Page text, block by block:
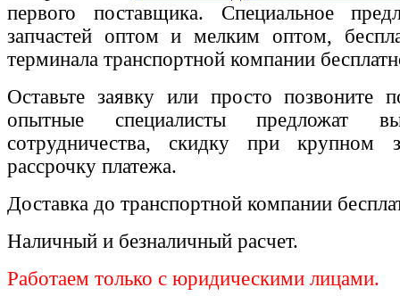
первого поставщика. Специальное
запчастей оптом и мелким оптом,
терминала транспортной компании
Оставьте заявку или просто позвоните
опытные специалисты предложат
сотрудничества, скидку при крупном
рассрочку платежа.
Доставка до транспортной компании
Наличный и безналичный расчет.
Работаем только с юридическими лицами.